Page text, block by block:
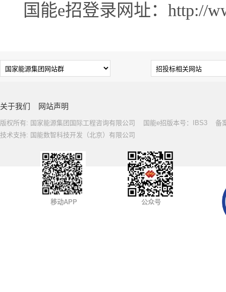
国能e招登录网址：http://
关于我们 网站声明
版权所有: 国家能源集团国际工程咨询有限公司 国能e招版本号：IBS3 备
技术支持: 国能数智科技开发（北京）有限公司
移动APP 公众号